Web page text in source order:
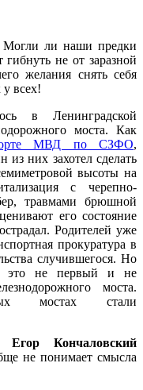
Могли ли наши предки
не от заразной
желания снять себя
всех!
в Ленинградской
моста. Как
МВД по СЗФО,
них захотел сделать
высоты на
с черепно-
травмами брюшной
его состояние
Родителей уже
прокуратура в
случившегося. Но
это не первый и не
моста.
мостах стали
Егор Кончаловский
не понимает смысла